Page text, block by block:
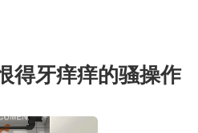
得牙痒痒的骚操作